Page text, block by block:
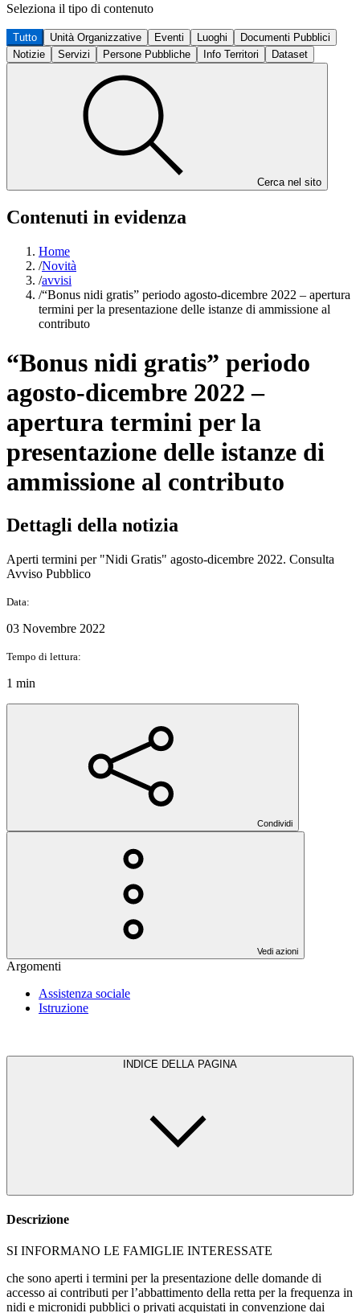
Seleziona il tipo di contenuto
Tutto Unità Organizzative Eventi Luoghi
Documenti Pubblici
Notizie
Servizi Persone Pubbliche Info Territori Dataset
Cerca nel sito
Contenuti in evidenza
Home
/Novità
/avvisi
/“Bonus nidi gratis” periodo agosto-dicembre 2022 – apertura
termini per la presentazione delle istanze di ammissione al
contributo
“Bonus nidi gratis” periodo
agosto-dicembre 2022 –
apertura termini per la
presentazione delle istanze di
ammissione al contributo
Dettagli della notizia
Aperti termini per "Nidi Gratis" agosto-dicembre 2022. Consulta
Avviso Pubblico
Data:
03 Novembre 2022
Tempo di lettura:
1 min
Condividi
Vedi azioni
Argomenti
Assistenza sociale
Istruzione
INDICE DELLA PAGINA
Descrizione
SI INFORMANO LE FAMIGLIE INTERESSATE
che sono aperti i termini per la presentazione delle domande di
accesso ai contributi per l’abbattimento della retta per la frequenza in
nidi e micronidi pubblici o privati acquistati in convenzione dai